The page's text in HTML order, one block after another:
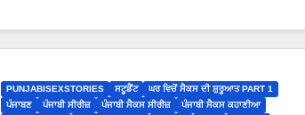
PUNJABISEXSTORIES ਸਟੂਡੈਂਟ
ਘਰ ਵਿਚੋਂ ਸੈਕਸ ਦੀ ਸ਼ੁਰੂਆਤ PART 1
ਪੰਜਾਬਣ
ਪੰਜਾਬੀ ਸੀਰੀਜ਼ ਪੰਜਾਬੀ ਸੈਕਸ ਸੀਰੀਜ਼
ਪੰਜਾਬੀ ਸੈਕਸ ਕਹਾਣੀਆ